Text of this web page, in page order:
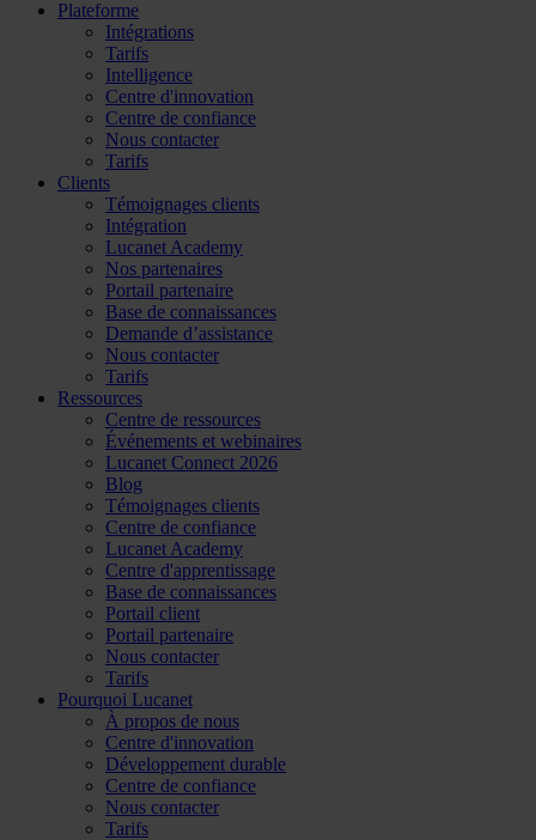
Plateforme
Intégrations
Tarifs
Intelligence
Centre d'innovation
Centre de confiance
Nous contacter
Tarifs
Clients
Témoignages clients
Intégration
Lucanet Academy
Nos partenaires
Portail partenaire
Base de connaissances
Demande d’assistance
Nous contacter
Tarifs
Ressources
Centre de ressources
Événements et webinaires
Lucanet Connect 2026
Blog
Témoignages clients
Centre de confiance
Lucanet Academy
Centre d'apprentissage
Base de connaissances
Portail client
Portail partenaire
Nous contacter
Tarifs
Pourquoi Lucanet
À propos de nous
Centre d'innovation
Développement durable
Centre de confiance
Nous contacter
Tarifs